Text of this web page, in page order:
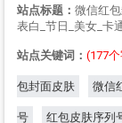
站点标题： 微信红包
表白_节日_美女_卡
站点关键词： (177
包封面皮肤 微信
号 红包皮肤序列